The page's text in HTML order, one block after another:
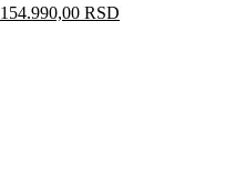
Оригинална
154.990,00 RSD